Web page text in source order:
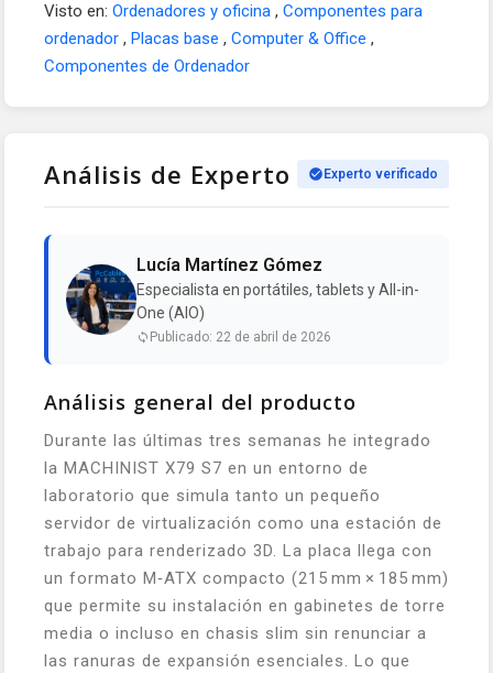
Visto en: Ordenadores y oficina , Componentes para
ordenador , Placas base , Computer & Office ,
Componentes de Ordenador
Análisis de Experto Experto verificado
Lucía Martínez Gómez
Especialista en portátiles, tablets y All-in-
One (AIO)
Publicado: 22 de abril de 2026
Análisis general del producto
Durante las últimas tres semanas he integrado
la MACHINIST X79 S7 en un entorno de
laboratorio que simula tanto un pequeño
servidor de virtualización como una estación de
trabajo para renderizado 3D. La placa llega con
un formato M‑ATX compacto (215 mm × 185 mm)
que permite su instalación en gabinetes de torre
media o incluso en chasis slim sin renunciar a
las ranuras de expansión esenciales. Lo que